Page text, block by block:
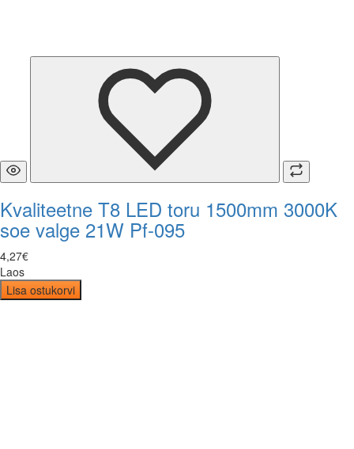
Kvaliteetne T8 LED toru 1500mm 3000K
soe valge 21W Pf-095
4,27€
Laos
Lisa ostukorvi